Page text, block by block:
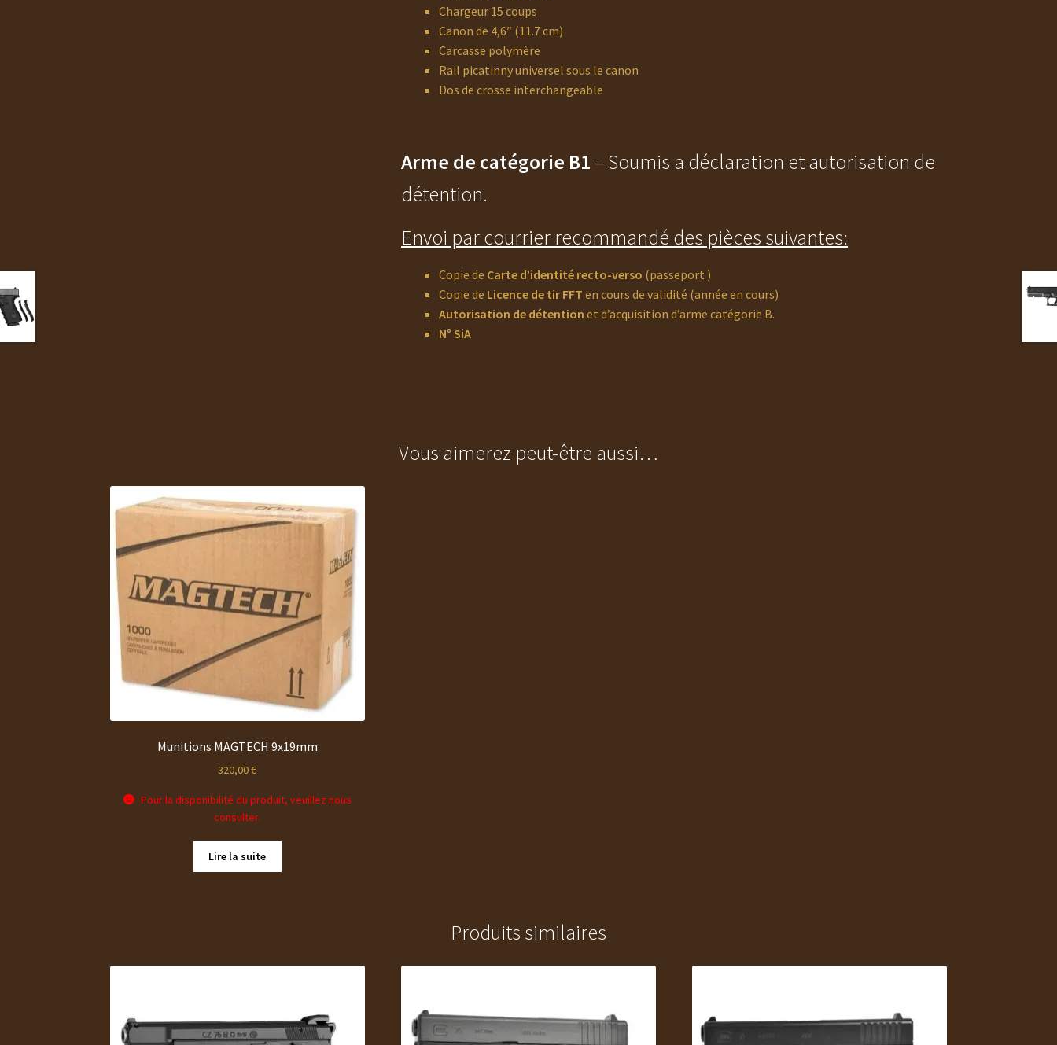
Chargeur 15 coups
Canon de 4,6″ (11.7 cm)
Carcasse polymère
Rail picatinny universel sous le canon
Dos de crosse interchangeable
Arme de catégorie B1 – Soumis a déclaration et autorisation de
détention.
Envoi par courrier recommandé des pièces suivantes:
Copie de Carte d’identité recto-verso (passeport )
Copie de Licence de tir FFT en cours de validité (année en cours)
Autorisation de détention et d’acquisition d’arme catégorie B.
N° SiA
Vous aimerez peut-être aussi…
Munitions MAGTECH 9x19mm
320,00€
Pour la disponibilité du produit, veuillez nous
consulter.
Lire la suite
Produits similaires